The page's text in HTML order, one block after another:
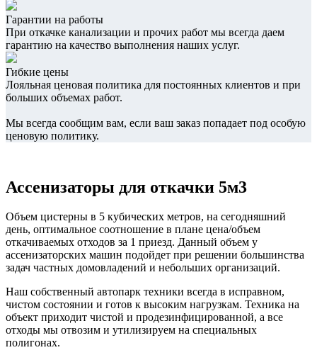
Гарантии на работы
При откачке канализации и прочих работ мы всегда даем
гарантию на качество выполнения наших услуг.
Гибкие цены
Лояльная ценовая политика для постоянных клиентов и при
больших объемах работ.
Мы всегда сообщим вам, если ваш заказ попадает под особую
ценовую политику.
Ассенизаторы для откачки 5м3
Объем цистерны в 5 кубических метров, на сегодняшний
день, оптимальное соотношение в плане цена/объем
откачиваемых отходов за 1 приезд. Данный объем у
ассенизаторских машин подойдет при решении большинства
задач частных домовладений и небольших организаций.
Наш собственный автопарк техники всегда в исправном,
чистом состоянии и готов к высоким нагрузкам. Техника на
объект приходит чистой и продезинфицированной, а все
отходы мы отвозим и утилизируем на специальных
полигонах.